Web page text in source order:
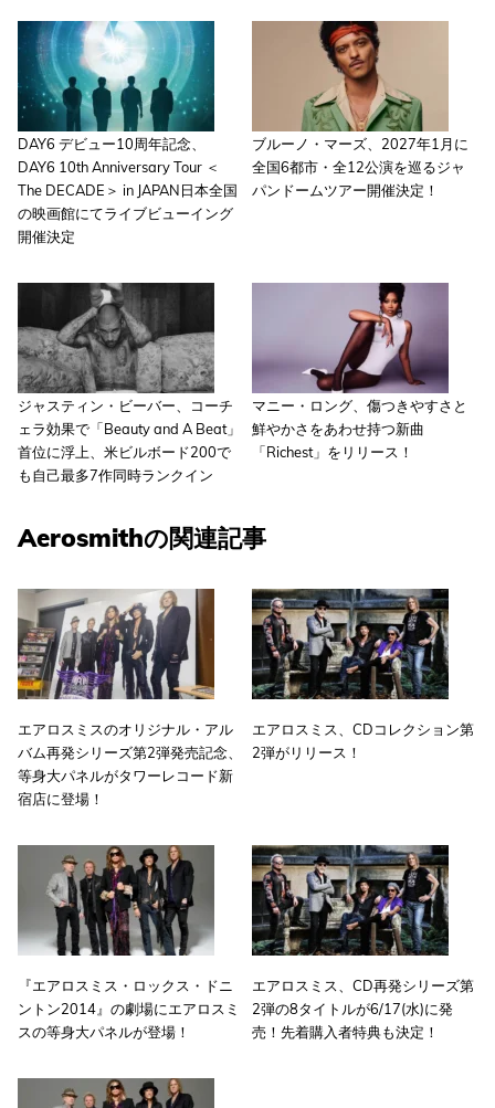
DAY6 デビュー10周年記念、
DAY6 10th Anniversary Tour ＜
The DECADE＞ in JAPAN日本全国
の映画館にてライブビューイング
開催決定
ブルーノ・マーズ、2027年1月に
全国6都市・全12公演を巡るジャ
パンドームツアー開催決定！
ジャスティン・ビーバー、コーチ
ェラ効果で「Beauty and A Beat」
首位に浮上、米ビルボード200で
も自己最多7作同時ランクイン
マニー・ロング、傷つきやすさと
鮮やかさをあわせ持つ新曲
「Richest」をリリース！
Aerosmithの関連記事
エアロスミスのオリジナル・アル
バム再発シリーズ第2弾発売記念、
等身大パネルがタワーレコード新
宿店に登場！
エアロスミス、CDコレクション第
2弾がリリース！
『エアロスミス・ロックス・ドニ
ントン2014』の劇場にエアロスミ
スの等身大パネルが登場！
エアロスミス、CD再発シリーズ第
2弾の8タイトルが6/17(水)に発
売！先着購入者特典も決定！